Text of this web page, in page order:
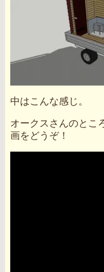
中はこんな感じ。
オークスさんのとこ
画をどうぞ！